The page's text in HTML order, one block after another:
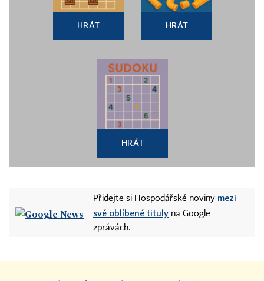
HRÁT HRÁT
HRÁT
Přidejte si Hospodářské noviny mezi
své oblíbené tituly na Google
zprávách.